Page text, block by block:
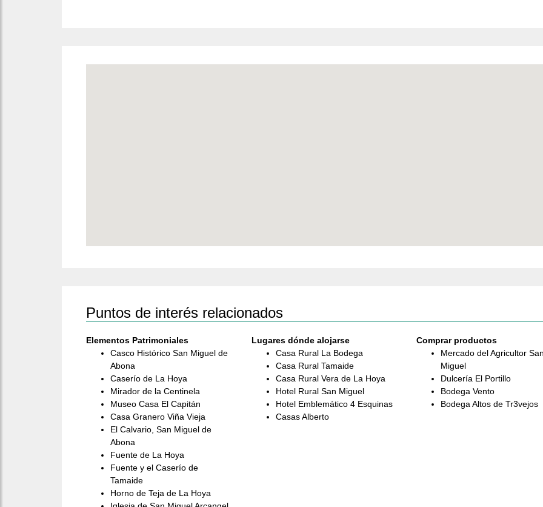
Puntos de interés relacionados
Elementos Patrimoniales
Casco Histórico San Miguel de
Abona
Caserío de La Hoya
Mirador de la Centinela
Museo Casa El Capitán
Casa Granero Viña Vieja
El Calvario, San Miguel de
Abona
Fuente de La Hoya
Fuente y el Caserío de
Tamaide
Horno de Teja de La Hoya
Lugares dónde alojarse
Casa Rural La Bodega
Casa Rural Tamaide
Casa Rural Vera de La Hoya
Hotel Rural San Miguel
Hotel Emblemático 4 Esquinas
Casas Alberto
Comprar productos
Mercado del Agricultor
Miguel
Dulcería El Portillo
Bodega Vento
Bodega Altos de Tr3vejos